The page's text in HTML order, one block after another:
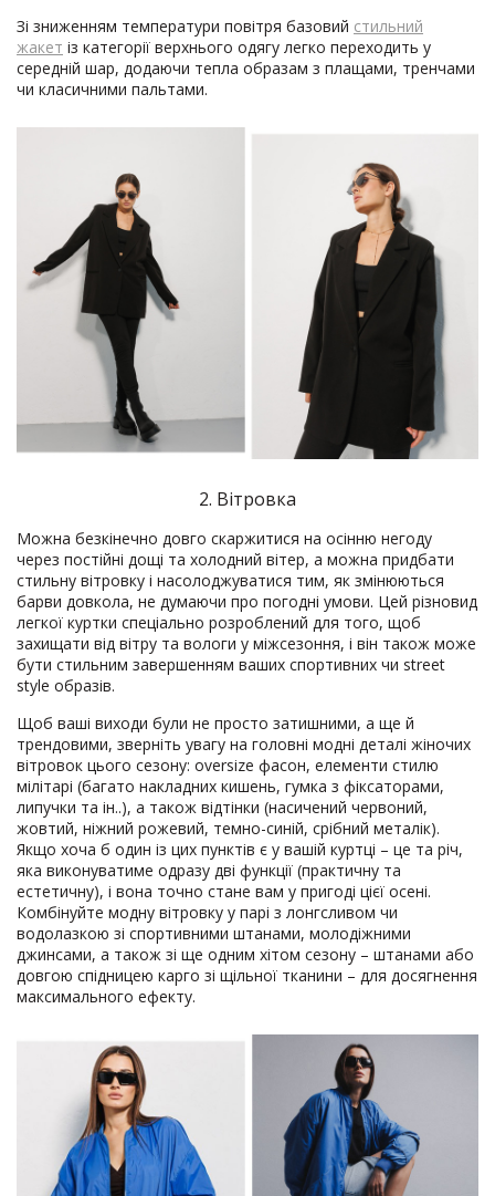
Зі зниженням температури повітря базовий стильний
жакет із категорії верхнього одягу легко переходить у
середній шар, додаючи тепла образам з плащами, тренчами
чи класичними пальтами.
2. Вітровка
Можна безкінечно довго скаржитися на осінню негоду
через постійні дощі та холодний вітер, а можна придбати
стильну вітровку і насолоджуватися тим, як змінюються
барви довкола, не думаючи про погодні умови. Цей різновид
легкої куртки спеціально розроблений для того, щоб
захищати від вітру та вологи у міжсезоння, і він також може
бути стильним завершенням ваших спортивних чи street
style образів.
Щоб ваші виходи були не просто затишними, а ще й
трендовими, зверніть увагу на головні модні деталі жіночих
вітровок цього сезону: oversize фасон, елементи стилю
мілітарі (багато накладних кишень, гумка з фіксаторами,
липучки та ін..), а також відтінки (насичений червоний,
жовтий, ніжний рожевий, темно-синій, срібний металік).
Якщо хоча б один із цих пунктів є у вашій куртці – це та річ,
яка виконуватиме одразу дві функції (практичну та
естетичну), і вона точно стане вам у пригоді цієї осені.
Комбінуйте модну вітровку у парі з лонгсливом чи
водолазкою зі спортивними штанами, молодіжними
джинсами, а також зі ще одним хітом сезону – штанами або
довгою спідницею карго зі щільної тканини – для досягнення
максимального ефекту.